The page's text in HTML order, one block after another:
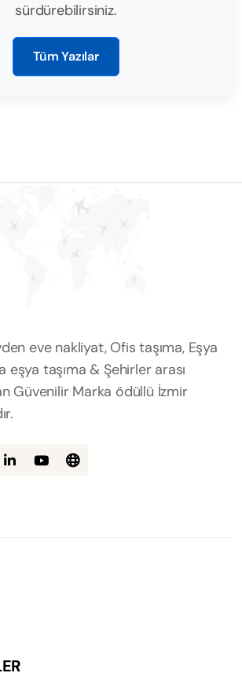
sürdürebilirsiniz.
Tüm Yazılar
eve nakliyat, Ofis taşıma, Eşya
eşya taşıma & Şehirler arası
Güvenilir Marka ödüllü İzmir